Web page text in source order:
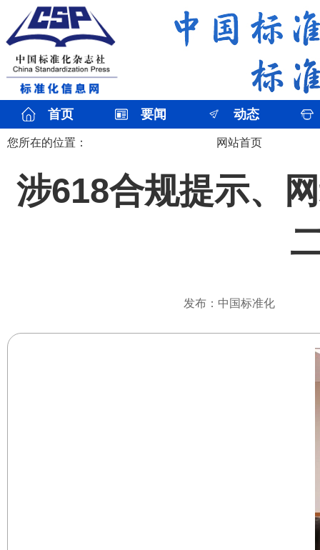
首页 要闻 动态
您所在的位置： 网站首页
涉618合规提示、
发布：中国标准化